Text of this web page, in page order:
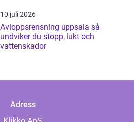
10 juli 2026
Avloppsrensning uppsala så
undviker du stopp, lukt och
vattenskador
Adress